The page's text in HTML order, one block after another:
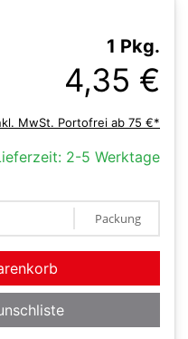
1 Pkg.
4,35 €
MwSt. Portofrei ab 75 €*
2-5 Werktage
Packung